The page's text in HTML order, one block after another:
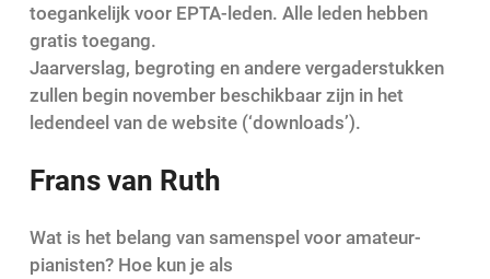
toegankelijk voor EPTA-leden. Alle leden hebben
gratis toegang.
Jaarverslag, begroting en andere vergaderstukken
zullen begin november beschikbaar zijn in het
ledendeel van de website (‘downloads’).
Frans van Ruth
Wat is het belang van samenspel voor amateur-
pianisten? Hoe kun je als